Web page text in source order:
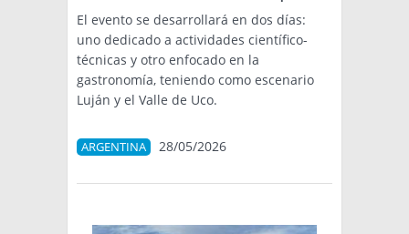
LA PAPA
RESOLUCIONES Y NORMATIVAS
ENLACES
ARGENPAPA
PUBLICIDAD
QUIENES SOMOS
CONTACTO
BUSCAR NOTICIAS
El evento se desarrollará en dos días:
uno dedicado a actividades científico-
técnicas y otro enfocado en la
gastronomía, teniendo como escenario
Luján y el Valle de Uco.
ARGENTINA 28/05/2026